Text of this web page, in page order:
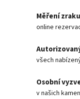
Měření zraku
online
všech
Osobní
v našich